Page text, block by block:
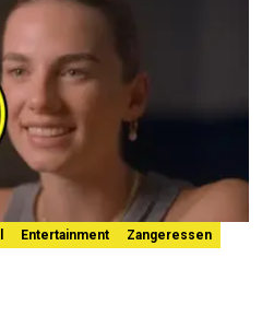
Entertainment
Zangeressen